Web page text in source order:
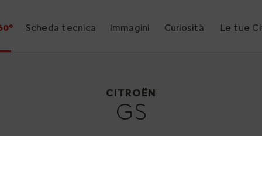
Scheda tecnica Immagini Curiosità Le tue
CITROËN
GS